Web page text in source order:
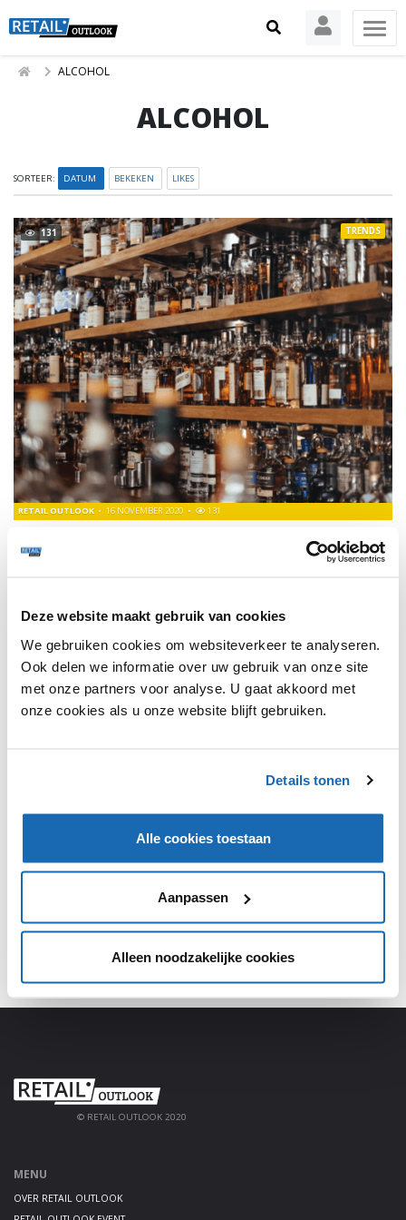
Deze website maakt gebruik van cookies
We gebruiken cookies om websiteverkeer te analyseren.
Ook delen we informatie over uw gebruik van onze site
met onze partners voor analyse. U gaat akkoord met
onze cookies als u onze website blijft gebruiken.
Details tonen
Alle cookies toestaan
Aanpassen
Alleen noodzakelijke cookies
ALCOHOL
ALCOHOL
SORTEER: DATUM BEKEKEN LIKES
131
EERSTE ALCOHOLHOUDEND DRANKJE VOOR COCA-
COLA NEDERLAND
RETAIL OUTLOOK 16 NOVEMBER 2020 131
TRENDS
1
SHARE, LEARN & CONNECT!
Meld je aan, deel jouw kennis en haal alles uit het
platform!
AANMELDEN
© RETAIL OUTLOOK 2020
MENU
OVER RETAIL OUTLOOK